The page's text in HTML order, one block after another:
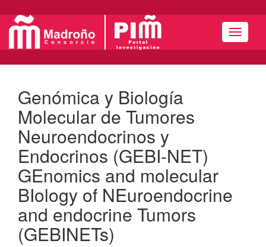
Menú
Genómica y Biología
Molecular de Tumores
Neuroendocrinos y
Endocrinos (GEBI-NET)
GEnomics and molecular
BIology of NEuroendocrine
and endocrine Tumors
(GEBINETs)